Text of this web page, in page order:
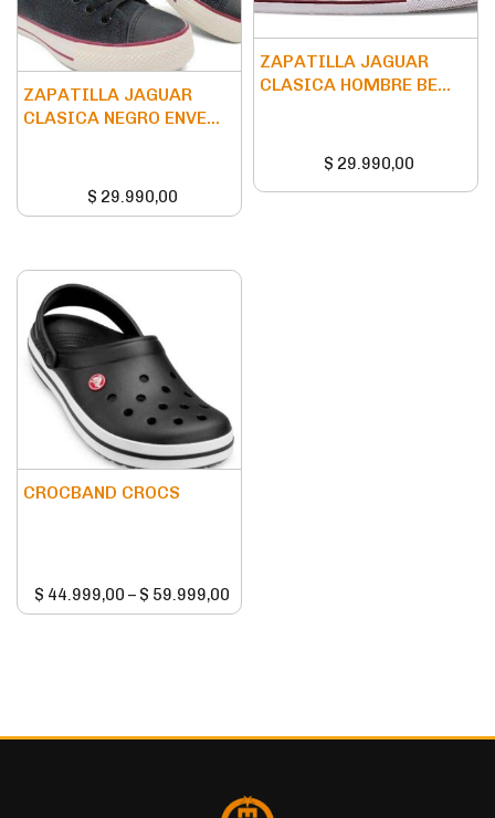
ZAPATILLA JAGUAR
CLASICA NEGRO ENVE...
$ 29.990,00
ZAPATILLA JAGUAR
CLASICA HOMBRE BE...
$ 29.990,00
CROCBAND CROCS
$ 44.999,00 – $ 59.999,00